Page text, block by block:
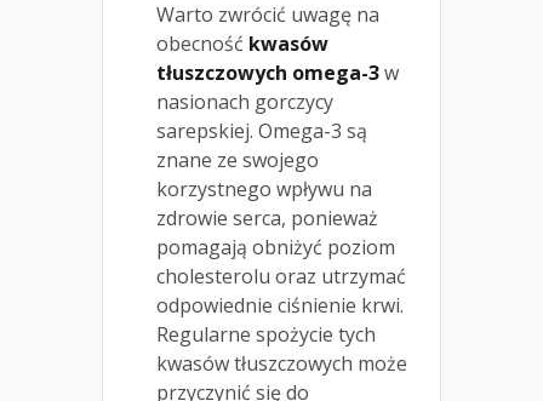
Warto zwrócić uwagę na
obecność kwasów
tłuszczowych omega-3w
nasionach gorczycy
sarepskiej. Omega-3 są
znane ze swojego
korzystnego wpływu na
zdrowie serca, ponieważ
pomagają obniżyć poziom
cholesterolu oraz utrzymać
odpowiednie ciśnienie krwi.
Regularne spożycie tych
kwasów tłuszczowych może
przyczynić się do